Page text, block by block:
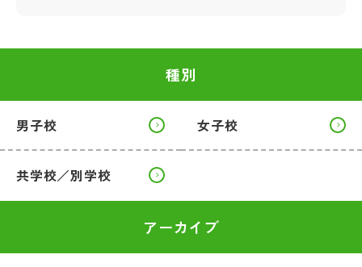
種別
男子校 女子校
共学校／別学校
アーカイブ